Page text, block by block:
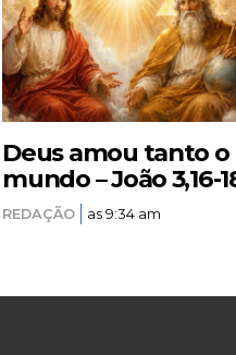
Deus amou tanto o
mundo – João 3,16-
REDAÇÃO as 9:34 am